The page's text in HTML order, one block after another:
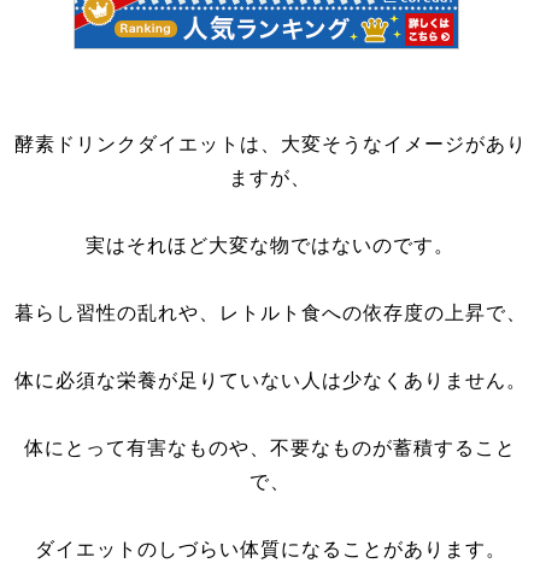
酵素ドリンクダイエットは、大変そうなイメージがあり
ますが、
実はそれほど大変な物ではないのです。
暮らし習性の乱れや、レトルト食への依存度の上昇で、
体に必須な栄養が足りていない人は少なくありません。
体にとって有害なものや、不要なものが蓄積すること
で、
ダイエットのしづらい体質になることがあります。